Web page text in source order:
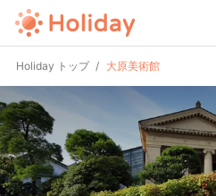
Holiday トップ 大原美術館